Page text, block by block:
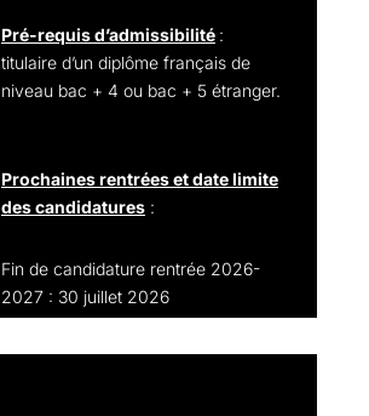
Pré-requis d’admissibilité :
titulaire d’un diplôme français de
niveau bac + 4 ou bac + 5 étranger.
Prochaines rentrées et date limite
des candidatures :
Fin de candidature rentrée 2026-
2027 : 30 juillet 2026